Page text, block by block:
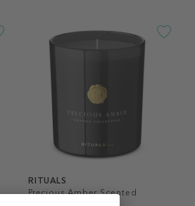
RITUALS
Precious Amber Scented